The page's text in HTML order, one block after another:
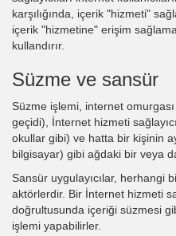
karşılığında, içerik "hizmeti"
içerik "hizmetine" erişim
kullandırır.
Süzme ve sansür
Süzme işlemi, internet
geçidi), İnternet hizmeti
okullar gibi) ve hatta bir kişinin
bilgisayar) gibi ağdaki bir veya
Sansür uygulayıcılar, herhangi
aktörlerdir. Bir İnternet hizmeti
doğrultusunda içeriği süzmesi
işlemi yapabilirler.